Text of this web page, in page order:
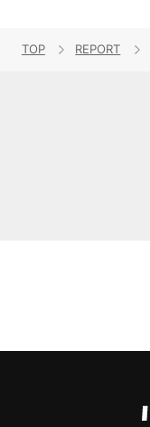
TOP REPORT